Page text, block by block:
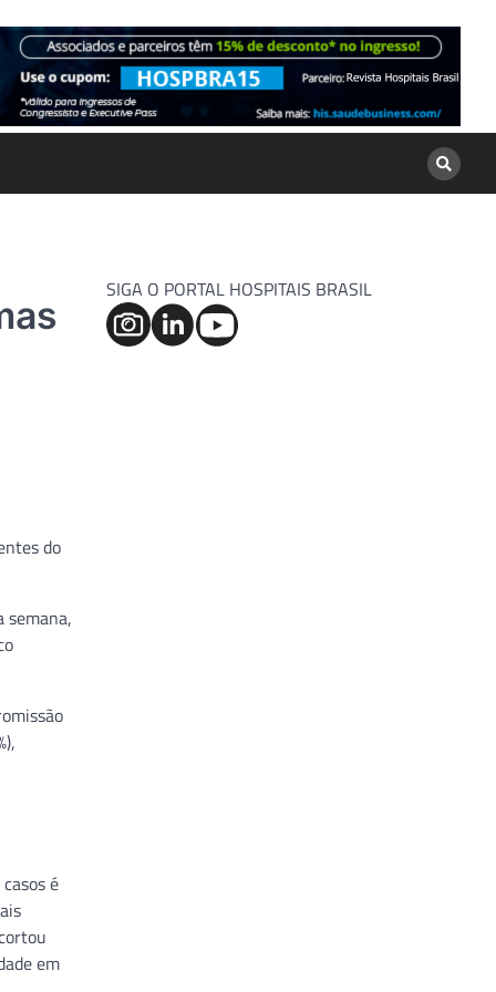
do
semana,
é
em
SIGA O PORTAL HOSPITAIS BRASIL